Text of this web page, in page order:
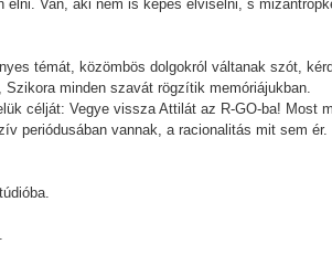
Van, aki nem is képes elviselni, s
témát, közömbös dolgokról váltanak szót,
minden szavát rögzítik memóriájukban.
célját: Vegye vissza Attilát az R-GO-ba! Most
periódusában vannak, a racionalitás mit sem ér.